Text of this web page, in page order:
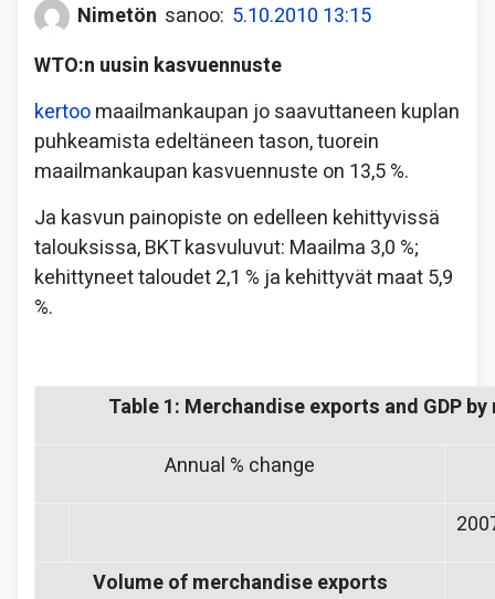
Nimetön sanoo: 5.10.2010 13:15
WTO:n uusin kasvuennuste
kertoomaailmankaupan jo saavuttaneen kuplan
puhkeamista edeltäneen tason, tuorein
maailmankaupan kasvuennuste on 13,5 %.
Ja kasvun painopiste on edelleen kehittyvissä
talouksissa, BKT kasvuluvut: Maailma 3,0 %;
kehittyneet taloudet 2,1 % ja kehittyvät maat 5,9
%.
Table 1: Merchandise exports and GDP
Annual % change
Volume of merchandise exports